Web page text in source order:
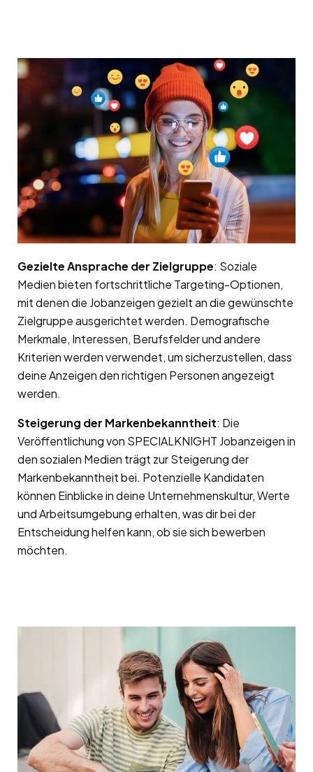
Gezielte Ansprache der Zielgruppe: Soziale
Medien bieten fortschrittliche Targeting-Optionen,
mit denen die Jobanzeigen gezielt an die gewünschte
Zielgruppe ausgerichtet werden. Demografische
Merkmale, Interessen, Berufsfelder und andere
Kriterien werden verwendet, um sicherzustellen, dass
deine Anzeigen den richtigen Personen angezeigt
werden.
Steigerung der Markenbekanntheit: Die
Veröffentlichung von SPECIALKNIGHT Jobanzeigen in
den sozialen Medien trägt zur Steigerung der
Markenbekanntheit bei. Potenzielle Kandidaten
können Einblicke in deine Unternehmenskultur, Werte
und Arbeitsumgebung erhalten, was dir bei der
Entscheidung helfen kann, ob sie sich bewerben
möchten.